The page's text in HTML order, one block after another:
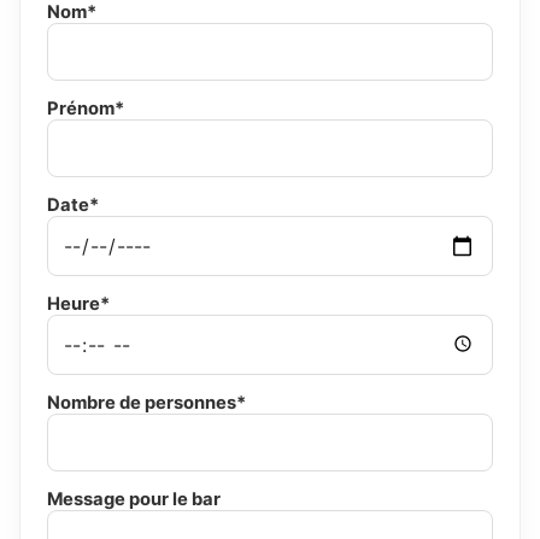
Nom*
Prénom*
Date*
Heure*
Nombre de personnes*
Message pour le bar